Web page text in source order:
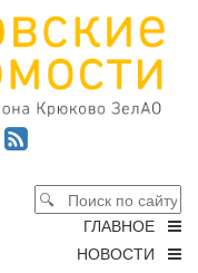
ГЛАВНОЕ
НОВОСТИ